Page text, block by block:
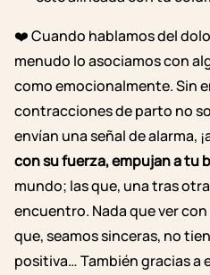
❤️ Cuando hablamos del
menudo lo asociamos con
como emocionalmente. Sin
contracciones de parto no
envían una señal de alarma,
con su fuerza, empujan a tu
mundo; las que, una tras
encuentro. Nada que ver
que, seamos sinceras, no
positiva… También gracias a